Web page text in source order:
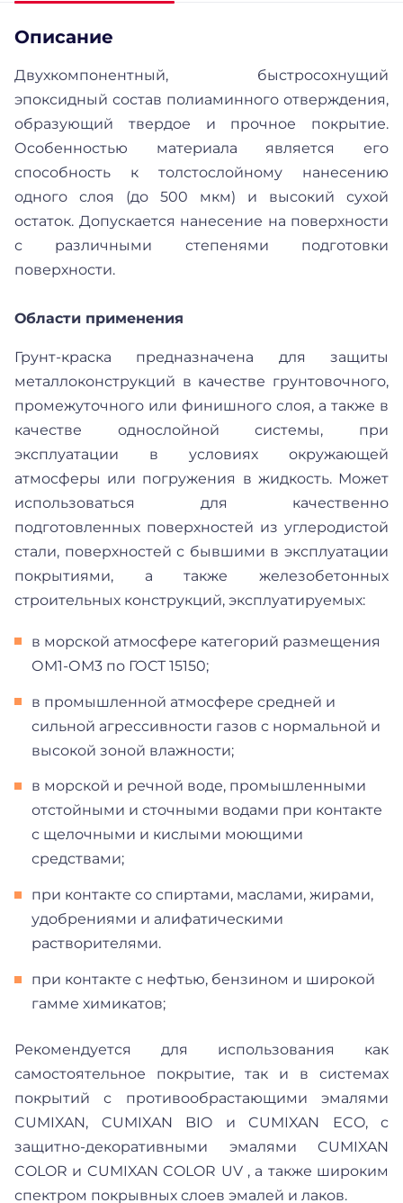
Описание
Двухкомпонентный, быстросохнущий
эпоксидный состав полиаминного отверждения,
образующий твердое и прочное покрытие.
Особенностью материала является его
способность к толстослойному нанесению
одного слоя (до 500 мкм) и высокий сухой
остаток. Допускается нанесение на поверхности
с различными степенями подготовки
поверхности.
Области применения
Грунт-краска предназначена для защиты
металлоконструкций в качестве грунтовочного,
промежуточного или финишного слоя, а также в
качестве однослойной системы, при
эксплуатации в условиях окружающей
атмосферы или погружения в жидкость. Может
использоваться для качественно
подготовленных поверхностей из углеродистой
стали, поверхностей с бывшими в эксплуатации
покрытиями, а также железобетонных
строительных конструкций, эксплуатируемых:
в морской атмосфере категорий размещения
ОМ1-ОМ3 по ГОСТ 15150;
в промышленной атмосфере средней и
сильной агрессивности газов с нормальной и
высокой зоной влажности;
в морской и речной воде, промышленными
отстойными и сточными водами при контакте
с щелочными и кислыми моющими
средствами;
при контакте со спиртами, маслами, жирами,
удобрениями и алифатическими
растворителями.
при контакте с нефтью, бензином и широкой
гамме химикатов;
Рекомендуется для использования как
самостоятельное покрытие, так и в системах
покрытий с противообрастающими эмалями
CUMIXAN, CUMIXAN BIO и CUMIXAN ECO, с
защитно-декоративными эмалями CUMIXAN
COLOR и CUMIXAN COLOR UV , а также широким
спектром покрывных слоев эмалей и лаков.